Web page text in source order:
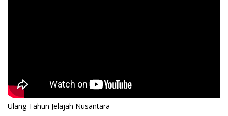
Ulang Tahun Jelajah Nusantara